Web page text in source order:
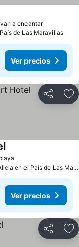
a encantar
de Las Maravillas
Ver precios
Compartir
a 0.3 km de: Centro Alicia en el País de Las Maravillas
Ver precios
Compartir